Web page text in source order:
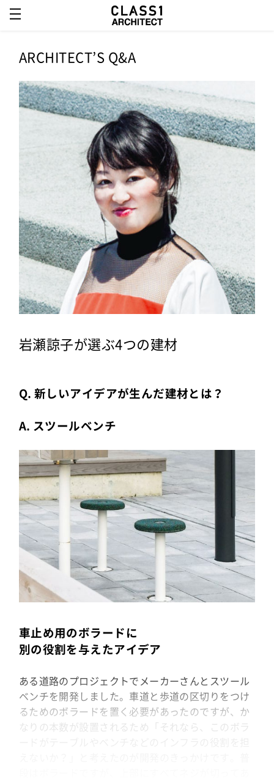
ARCHITECT’S Q&A
岩瀬諒子が選ぶ4つの建材
Q. 新しいアイデアが生んだ建材とは？
A. スツールベンチ
車止め用のボラードに
別の役割を与えたアイデア
ある道路のプロジェクトでメーカーさんとスツール
ベンチを開発しました。車道と歩道の区切りをつけ
るためのボラードを置く必要があったのですが、か
なりの本数が設置されるため「それなら、このボラ